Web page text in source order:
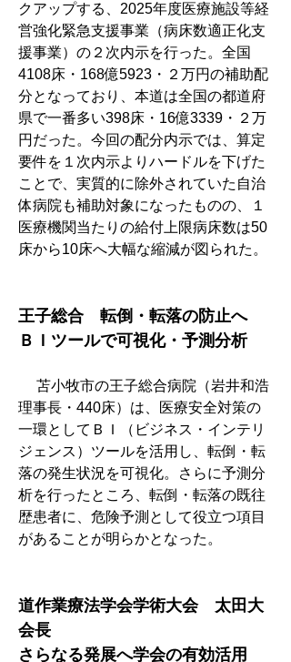
クアップする、2025年度医療施設等経
営強化緊急支援事業（病床数適正化支
援事業）の２次内示を行った。全国
4108床・168億5923・２万円の補助配
分となっており、本道は全国の都道府
県で一番多い398床・16億3339・２万
円だった。今回の配分内示では、算定
要件を１次内示よりハードルを下げた
ことで、実質的に除外されていた自治
体病院も補助対象になったものの、１
医療機関当たりの給付上限病床数は50
床から10床へ大幅な縮減が図られた。
王子総合　転倒・転落の防止へ
ＢＩツールで可視化・予測分析
苫小牧市の王子総合病院（岩井和浩
理事長・440床）は、医療安全対策の
一環としてＢＩ（ビジネス・インテリ
ジェンス）ツールを活用し、転倒・転
落の発生状況を可視化。さらに予測分
析を行ったところ、転倒・転落の既往
歴患者に、危険予測として役立つ項目
があることが明らかとなった。
道作業療法学会学術大会　太田大
会長
さらなる発展へ学会の有効活用